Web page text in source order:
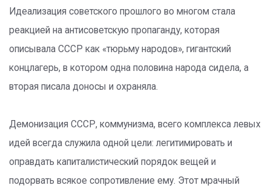
Идеализация советского прошлого во многом стала
реакцией на антисоветскую пропаганду, которая
описывала СССР как «тюрьму народов», гигантский
концлагерь, в котором одна половина народа сидела, а
вторая писала доносы и охраняла.
Демонизация СССР, коммунизма, всего комплекса левых
идей всегда служила одной цели: легитимировать и
оправдать капиталистический порядок вещей и
подорвать всякое сопротивление ему. Этот мрачный